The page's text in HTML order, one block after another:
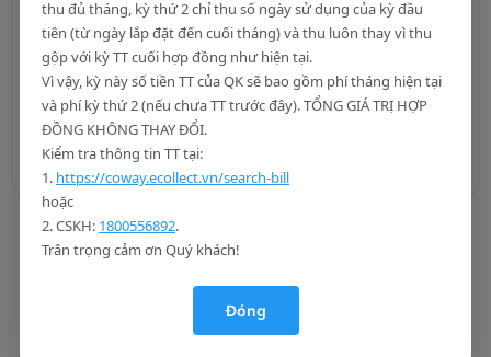
khi thực hiện thanh toán thực
+ Khách hàng phải xác nhận thông tin thẻ tín dụng
trong hợp đồng/biểu mẫu đơn hàng (SOF), gồm: số thẻ
(6 số đầu, 4 số cuối), thông tin chủ thẻ, ngày hết hạn
+ Không áp dụng thanh toán với thẻ tín dụng
Techcombank đầu số 422075
Hủy hợp đồng trước thời hạn
Khách hàng sẽ phải trả phí phạt và phí quản lý dịch vụ
thu đủ tháng, kỳ thứ 2 chỉ thu số ngày sử dụng của kỳ đầu
tiên (từ ngày lắp đặt đến cuối tháng) và thu luôn thay vì thu
gộp với kỳ TT cuối hợp đồng như hiện tại.
Vì vậy, kỳ này số tiền TT của QK sẽ bao gồm phí tháng hiện tại
và phí kỳ thứ 2 (nếu chưa TT trước đây). TỔNG GIÁ TRỊ HỢP
ĐỒNG KHÔNG THAY ĐỔI.
Kiểm tra thông tin TT tại:
1. https://coway.ecollect.vn/search-bill
hoặc
2. CSKH: 1800556892.
Trân trọng cảm ơn Quý khách!
Đóng